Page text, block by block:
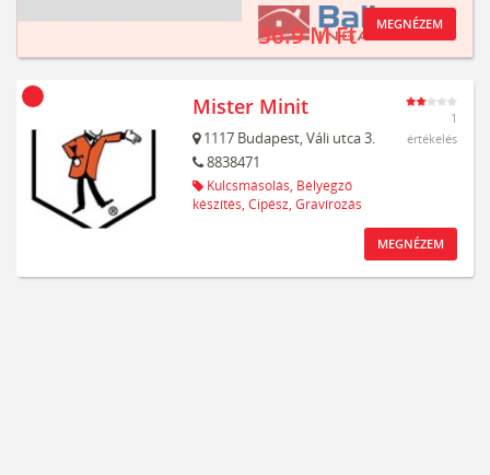
36.9 M Ft MEGNÉZEM
Mister Minit
1117 Budapest,Váli utca 3.
8838471
Kulcsmásolás, Bélyegző
készítés, Cipész, Gravírozás
1
értékelés
MEGNÉZEM